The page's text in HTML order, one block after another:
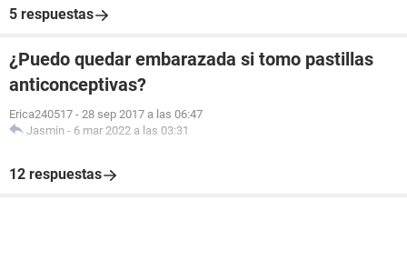
5 respuestas
¿Puedo quedar embarazada si tomo pastillas
anticonceptivas?
Erica240517 - 28 sep 2017 a las 06:47
Jasmin - 6 mar 2022 a las 03:31
12 respuestas